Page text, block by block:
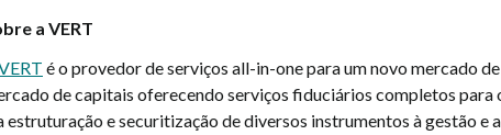
a VERT
é o provedor de serviços all-in-one para um novo mercado
de capitais oferecendo serviços fiduciários completos para
estruturação e securitização de diversos instrumentos à gestão e